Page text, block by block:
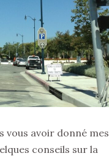
vous avoir donné mes
conseils sur la